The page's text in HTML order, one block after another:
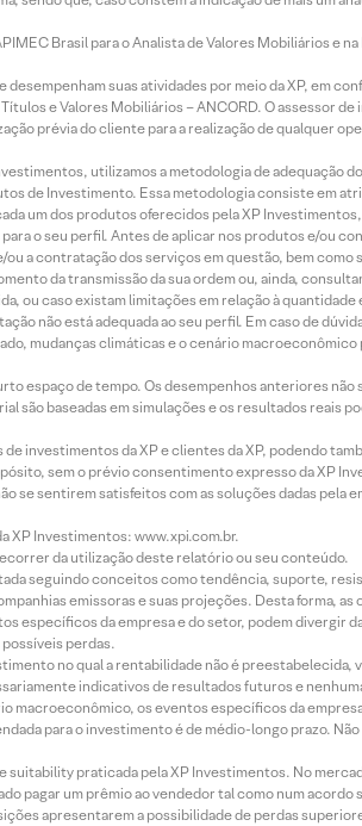
Brasil para o Analista de Valores Mobiliários e
suas atividades por meio da XP, em
e Valores Mobiliários – ANCORD. O assessor
prévia do cliente para a realização de qualquer
utilizamos a metodologia de adequação
de Investimento. Essa metodologia consiste em
um dos produtos oferecidos pela XP
o seu perfil. Antes de aplicar nos produtos e/ou
a contratação dos serviços em questão, bem como
da transmissão da sua ordem ou, ainda,
ou caso existam limitações em relação à
não está adequada ao seu perfil. Em caso de
mudanças climáticas e o cenário macroeconômico
espaço de tempo. Os desempenhos anteriores não
são baseadas em simulações e os resultados reais
investimentos da XP e clientes da XP, podendo
sem o prévio consentimento expresso da XP
se sentirem satisfeitos com as soluções dadas pela
XP Investimentos: www.xpi.com.br.
da utilização deste relatório ou seu conteúdo.
seguindo conceitos como tendência, suporte,
emissoras e suas projeções. Desta forma, as
específicos da empresa e do setor, podem divergir
perdas.
no qual a rentabilidade não é preestabelecida,
indicativos de resultados futuros e
macroeconômico, os eventos específicos da
para o investimento é de médio-longo prazo.
praticada pela XP Investimentos. No
pagar um prêmio ao vendedor tal como num acordo
apresentarem a possibilidade de perdas